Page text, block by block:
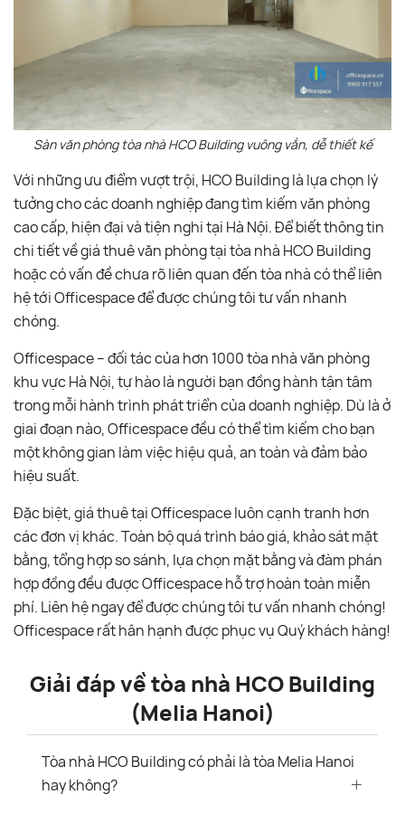
Sàn văn phòng tòa nhà HCO Building vuông vắn, dễ thiết kế
Với những ưu điểm vượt trội, HCO Building là lựa chọn lý
tưởng cho các doanh nghiệp đang tìm kiếm văn phòng
cao cấp, hiện đại và tiện nghi tại Hà Nội. Để biết thông tin
chi tiết về giá thuê văn phòng tại tòa nhà HCO Building
hoặc có vấn đề chưa rõ liên quan đến tòa nhà có thể liên
hệ tới Officespace để được chúng tôi tư vấn nhanh
chóng.
Officespace – đối tác của hơn 1000 tòa nhà văn phòng
khu vực Hà Nội, tự hào là người bạn đồng hành tận tâm
trong mỗi hành trình phát triển của doanh nghiệp. Dù là ở
giai đoạn nào, Officespace đều có thể tìm kiếm cho bạn
một không gian làm việc hiệu quả, an toàn và đảm bảo
hiệu suất.
Đặc biệt, giá thuê tại Officespace luôn cạnh tranh hơn
các đơn vị khác. Toàn bộ quá trình báo giá, khảo sát mặt
bằng, tổng hợp so sánh, lựa chọn mặt bằng và đàm phán
hợp đồng đều được Officespace hỗ trợ hoàn toàn miễn
phí. Liên hệ ngay để được chúng tôi tư vấn nhanh chóng!
Officespace rất hân hạnh được phục vụ Quý khách hàng!
Giải đáp về tòa nhà HCO Building
(Melia Hanoi)
Tòa nhà HCO Building có phải là tòa Melia Hanoi
hay không?